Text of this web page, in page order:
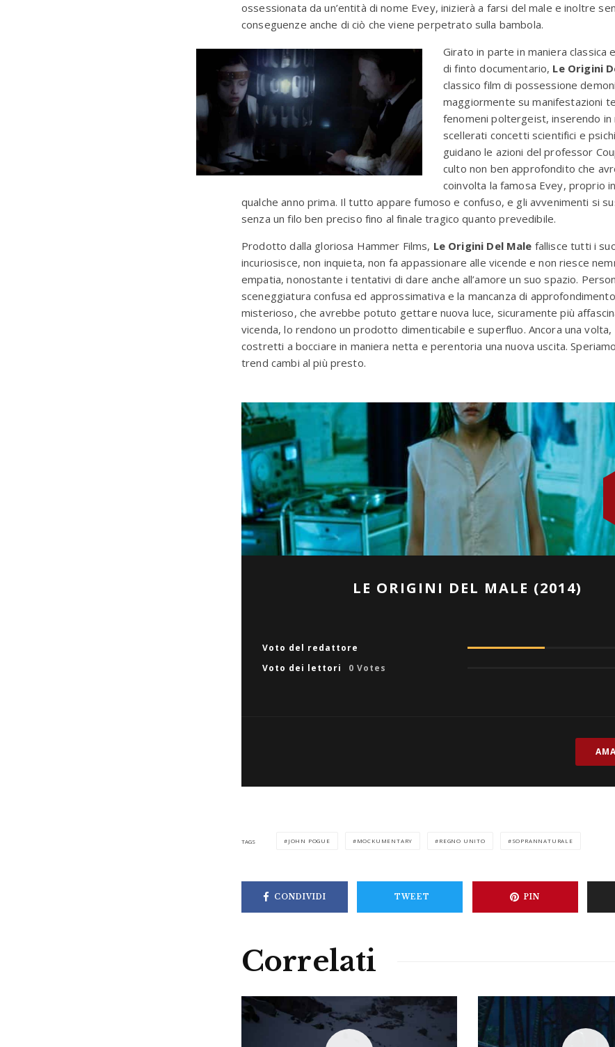
ossessionata da un’entità di nome Evey, inizierà a farsi del male e inoltre
conseguenze anche di ciò che viene perpetrato sulla bambola.
Girato in parte in maniera classica
di finto documentario, Le Origini
classico film di possessione
maggiormente su manifestazioni
fenomeni poltergeist, inserendo in
scellerati concetti scientifici e
guidano le azioni del professor
culto non ben approfondito che
coinvolta la famosa Evey, proprio
qualche anno prima. Il tutto appare fumoso e confuso, e gli avvenimenti si
senza un filo ben preciso fino al finale tragico quanto prevedibile.
Prodotto dalla gloriosa Hammer Films, Le Origini Del Male fallisce tutti i
incuriosisce, non inquieta, non fa appassionare alle vicende e non riesce
empatia, nonostante i tentativi di dare anche all’amore un suo spazio.
sceneggiatura confusa ed approssimativa e la mancanza di
misterioso, che avrebbe potuto gettare nuova luce, sicuramente più
vicenda, lo rendono un prodotto dimenticabile e superfluo. Ancora una
costretti a bocciare in maniera netta e perentoria una nuova uscita.
trend cambi al più presto.
LE ORIGINI DEL MALE (2014)
Voto del redattore
Voto dei lettori
0 Votes
TAGS JOHN POGUE MOCKUMENTARY REGNO UNITO SOPRANNATURALE
CONDIVIDI TWEET PIN
Correlati